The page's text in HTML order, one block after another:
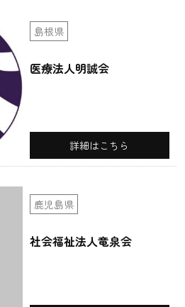
島根県
医療法人明誠会
詳細はこちら
鹿児島県
社会福祉法人竜泉会